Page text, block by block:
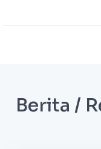
Berita /